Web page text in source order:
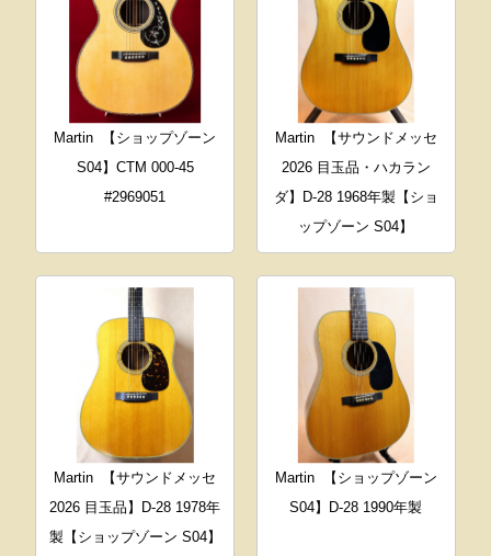
Martin
【ショップゾーン
S04】CTM 000-45
#2969051
Martin
【サウンドメッセ
2026 目玉品・ハカラン
ダ】D-28 1968年製【ショ
ップゾーン S04】
Martin
【サウンドメッセ
2026 目玉品】D-28 1978年
製【ショップゾーン S04】
Martin
【ショップゾーン
S04】D-28 1990年製